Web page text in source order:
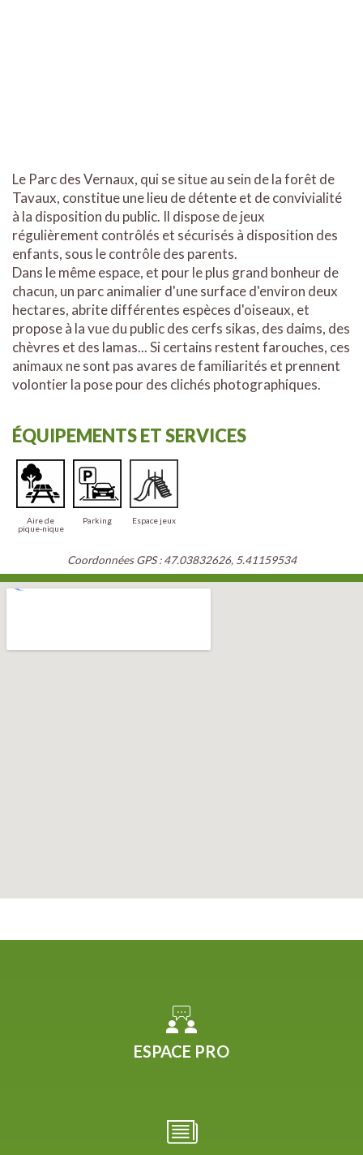
Le Parc des Vernaux, qui se situe au sein de la forêt de
Tavaux, constitue une lieu de détente et de convivialité
à la disposition du public. Il dispose de jeux
régulièrement contrôlés et sécurisés à disposition des
enfants, sous le contrôle des parents.
Dans le même espace, et pour le plus grand bonheur de
chacun, un parc animalier d'une surface d'environ deux
hectares, abrite différentes espèces d'oiseaux, et
propose à la vue du public des cerfs sikas, des daims, des
chèvres et des lamas... Si certains restent farouches, ces
animaux ne sont pas avares de familiarités et prennent
volontier la pose pour des clichés photographiques.
ÉQUIPEMENTS ET SERVICES
Aire de
pique-nique
Parking Espace jeux
Coordonnées GPS : 47.03832626, 5.41159534
ESPACE PRO